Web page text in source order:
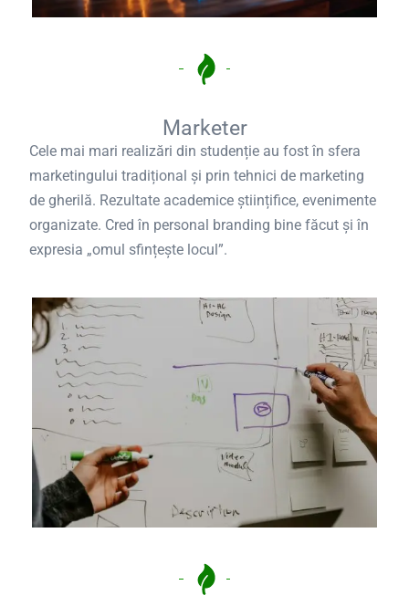
Marketer
Cele mai mari realizări din studenție au fost în sfera
marketingului tradițional și prin tehnici de marketing
de gherilă. Rezultate academice științifice, evenimente
organizate. Cred în personal branding bine făcut și în
expresia „omul sfințește locul”.